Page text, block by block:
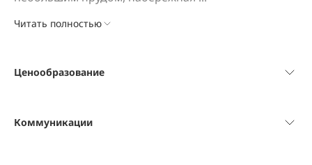
Читать полностью
Ценообразование
Коммуникации